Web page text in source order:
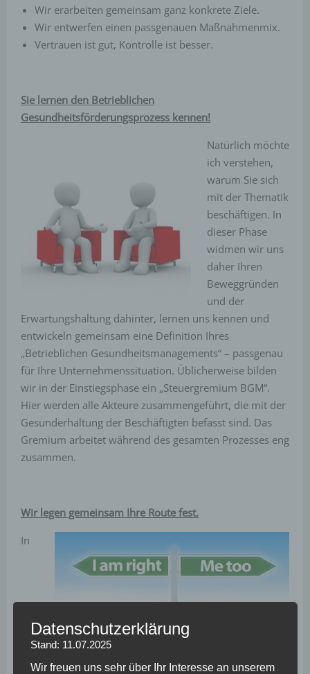
Wir erarbeiten gemeinsam ganz konkrete Ziele.
Wir entwerfen einen passgenauen Maßnahmenmix.
Vertrauen ist gut, Kontrolle ist besser.
Sie lernen den Betrieblichen
Gesundheitsförderungsprozess kennen!
Natürlich möchte
ich verstehen,
warum Sie sich
mit der Thematik
beschäftigen. In
dieser Phase
widmen wir uns
daher Ihren
Beweggründen
und der
Erwartungshaltung dahinter, lernen uns kennen und
entwickeln gemeinsam eine Definition Ihres
„Betrieblichen Gesundheitsmanagements“ – passgenau
für Ihre Unternehmenssituation. Üblicherweise bilden
wir in der Einstiegsphase ein „Steuergremium BGM“.
Hier werden alle Akteure zusammengeführt, die mit der
Gesunderhaltung der Beschäftigten befasst sind. Das
Gremium arbeitet während des gesamten Prozesses eng
zusammen.
Wir legen gemeinsam Ihre Route fest.
In
Datenschutzerklärung
Stand: 11.07.2025
Wir freuen uns sehr über Ihr Interesse an unserem